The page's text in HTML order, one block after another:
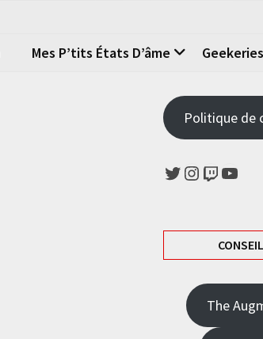
Mes P’tits États D’âme Geekeries
Politique de
Twitter
Instagram
Twitch
The